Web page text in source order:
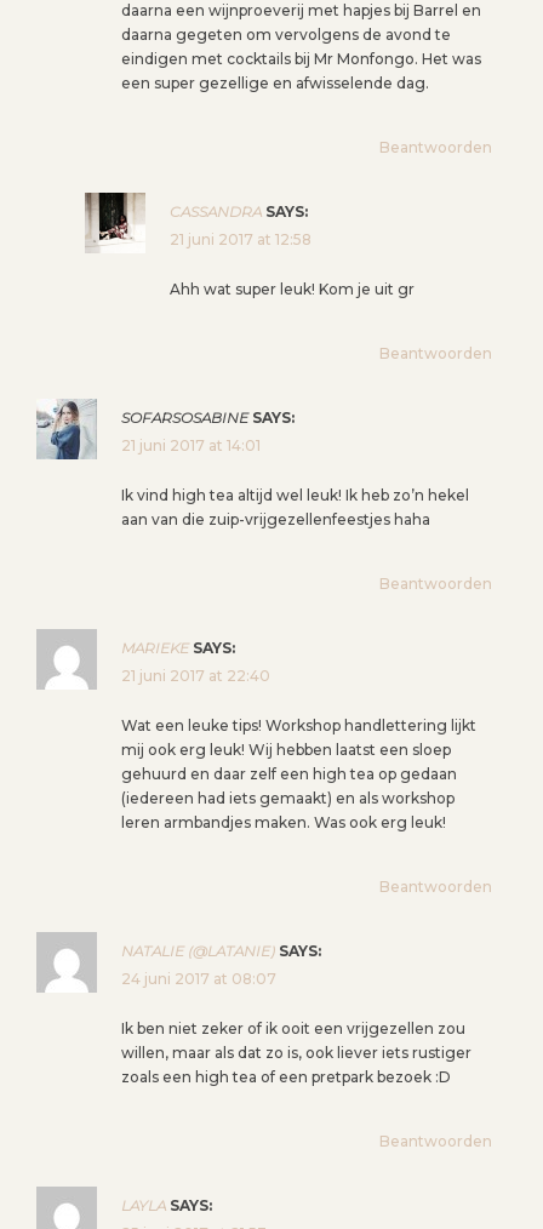
daarna een wijnproeverij met hapjes bij Barrel en
daarna gegeten om vervolgens de avond te
eindigen met cocktails bij Mr Monfongo. Het was
een super gezellige en afwisselende dag.
Beantwoorden
CASSANDRA SAYS:
21 juni 2017 at 12:58
Ahh wat super leuk! Kom je uit gr
Beantwoorden
SOFARSOSABINE SAYS:
21 juni 2017 at 14:01
Ik vind high tea altijd wel leuk! Ik heb zo’n hekel
aan van die zuip-vrijgezellenfeestjes haha
Beantwoorden
MARIEKE SAYS:
21 juni 2017 at 22:40
Wat een leuke tips! Workshop handlettering lijkt
mij ook erg leuk! Wij hebben laatst een sloep
gehuurd en daar zelf een high tea op gedaan
(iedereen had iets gemaakt) en als workshop
leren armbandjes maken. Was ook erg leuk!
Beantwoorden
NATALIE (@LATANIE) SAYS:
24 juni 2017 at 08:07
Ik ben niet zeker of ik ooit een vrijgezellen zou
willen, maar als dat zo is, ook liever iets rustiger
zoals een high tea of een pretpark bezoek :D
Beantwoorden
LAYLA SAYS: